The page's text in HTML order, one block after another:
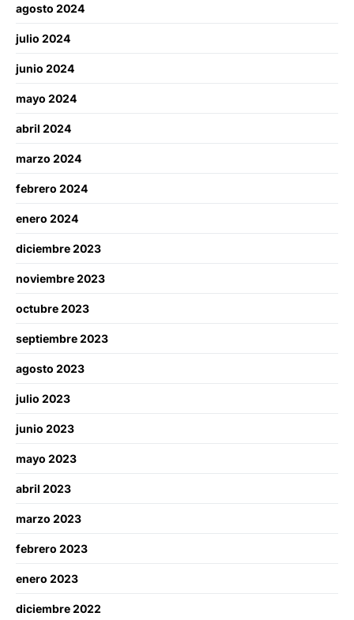
agosto 2024
julio 2024
junio 2024
mayo 2024
abril 2024
marzo 2024
febrero 2024
enero 2024
diciembre 2023
noviembre 2023
octubre 2023
septiembre 2023
agosto 2023
julio 2023
junio 2023
mayo 2023
abril 2023
marzo 2023
febrero 2023
enero 2023
diciembre 2022